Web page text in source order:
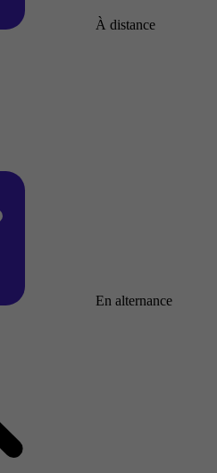
À distance
En alternance